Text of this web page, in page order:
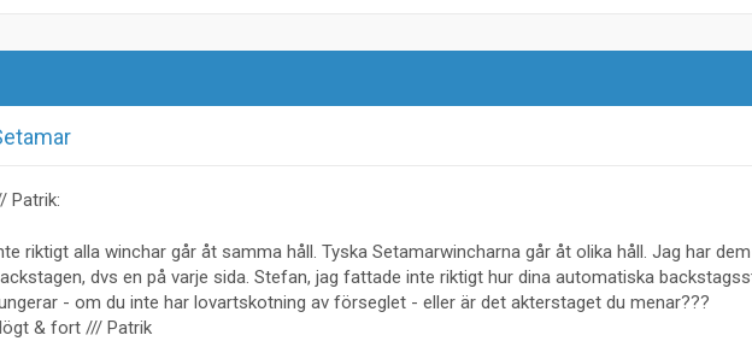
Patrik:
riktigt alla winchar går åt samma håll. Tyska Setamarwincharna går åt olika håll. Jag har
dvs en på varje sida. Stefan, jag fattade inte riktigt hur dina automatiska
- om du inte har lovartskotning av förseglet - eller är det akterstaget du menar???
& fort /// Patrik